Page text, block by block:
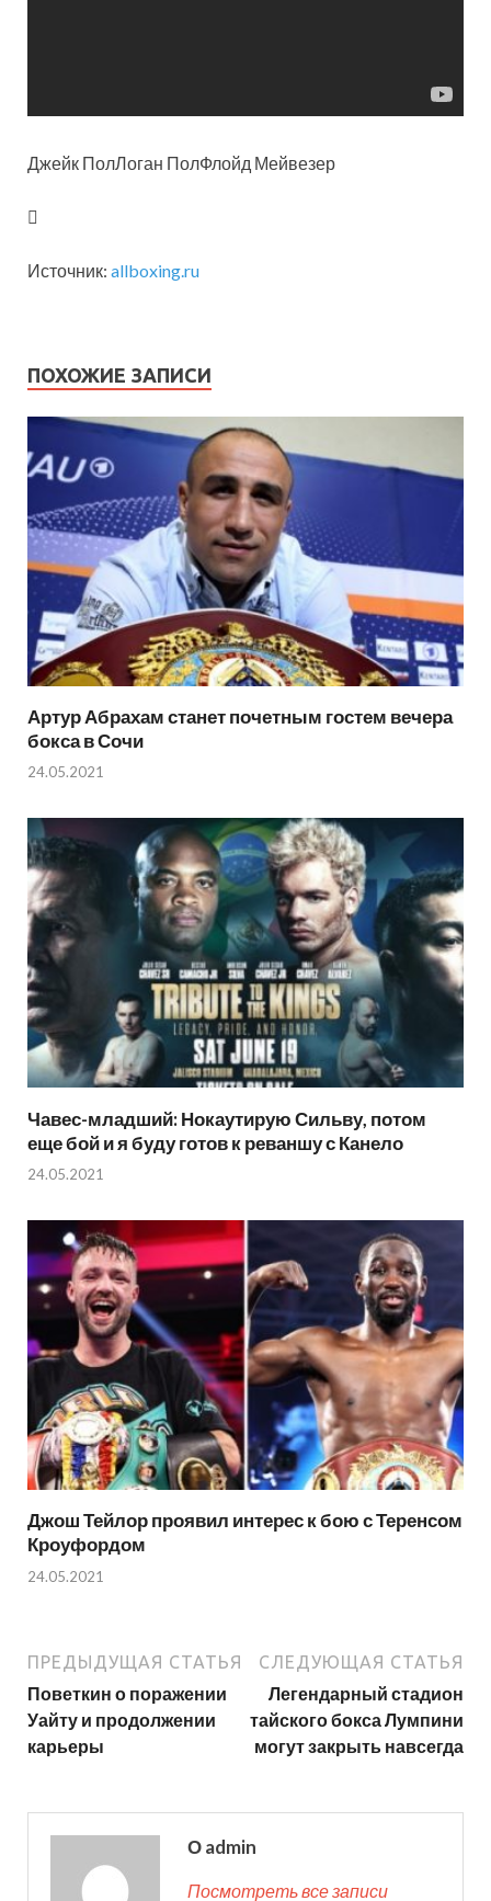
Джейк ПолЛоган ПолФлойд Мейвезер
Источник: allboxing.ru
ПОХОЖИЕ ЗАПИСИ
Артур Абрахам станет почетным гостем вечера
бокса в Сочи
24.05.2021
Чавес-младший: Нокаутирую Сильву, потом
еще бой и я буду готов к реваншу с Канело
24.05.2021
Джош Тейлор проявил интерес к бою с Теренсом
Кроуфордом
24.05.2021
ПРЕДЫДУЩАЯ СТАТЬЯ
Поветкин о поражении
Уайту и продолжении
карьеры
СЛЕДУЮЩАЯ СТАТЬЯ
Легендарный стадион
тайского бокса Лумпини
могут закрыть навсегда
О admin
Посмотреть все записи